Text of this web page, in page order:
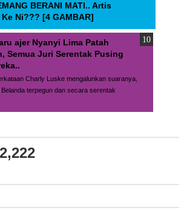
BERANI MATI.. Artis
Ke Ni??? [4 GAMBAR]
ajer Nyanyi Lima Patah
Semua Juri Serentak Pusing
Charly Luske mengalunkan suaranya,
terpegun dan secara serentak